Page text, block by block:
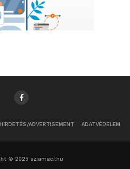
HIRDETÉS/ADVERTISEMENT ADATVÉDELEM
© 2025 sziamaci.hu